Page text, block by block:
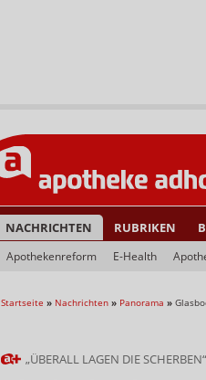
NACHRICHTEN RUBRIKEN
Apothekenreform E-Health
Startseite » Nachrichten » Panorama »
„ÜBERALL LAGEN DIE SCHERBEN“